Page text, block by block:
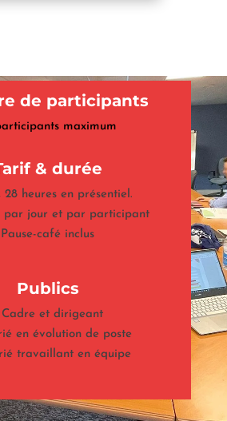
de participants
maximum
& durée
28 heures en présentiel.
par jour et par participant
Pause-café inclus
Publics
Cadre et dirigeant
en évolution de poste
travaillant en équipe